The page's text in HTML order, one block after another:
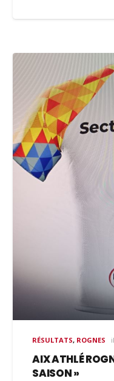
RÉSULTATS, ROGNES
AIX ATHLÉ
SAISON »